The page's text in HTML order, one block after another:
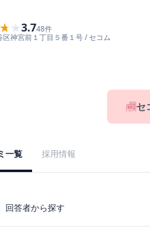
3.748件
区神宮前１丁目５番１号/セコム
セ
一覧 採用情報
回答者から探す